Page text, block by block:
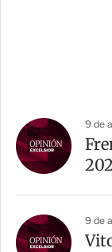
9 de
9 de